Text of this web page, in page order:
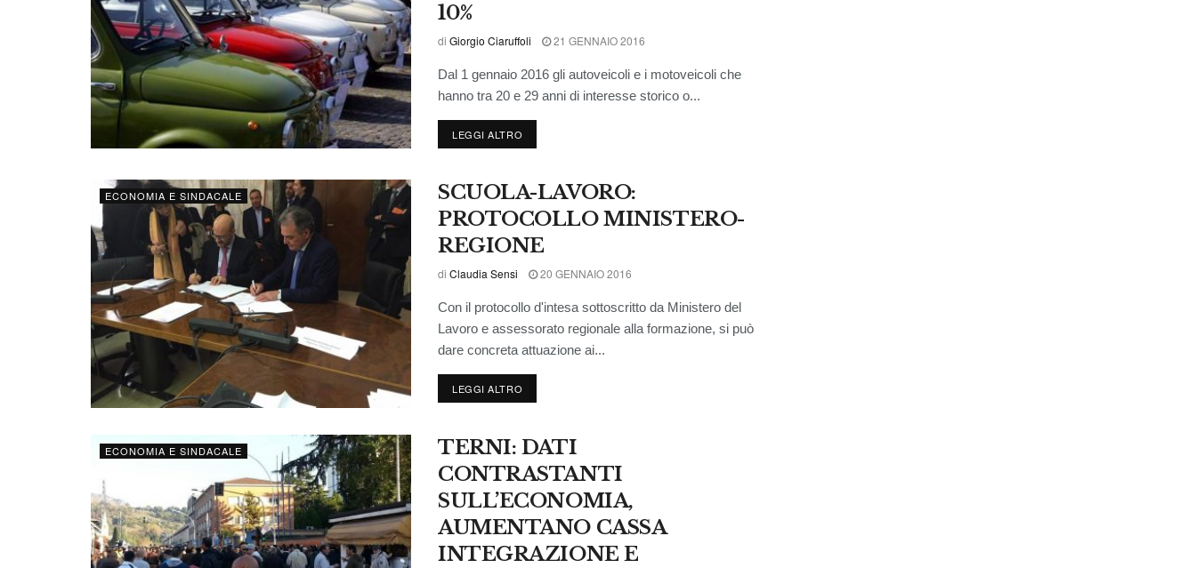
10%
di Giorgio Ciaruffoli 21 GENNAIO 2016
Dal 1 gennaio 2016 gli autoveicoli e i motoveicoli che
hanno tra 20 e 29 anni di interesse storico o...
LEGGI ALTRO
ECONOMIA E SINDACALE
SCUOLA-LAVORO:
PROTOCOLLO MINISTERO-
REGIONE
di Claudia Sensi 20 GENNAIO 2016
Con il protocollo d'intesa sottoscritto da Ministero del
Lavoro e assessorato regionale alla formazione, si può
dare concreta attuazione ai...
LEGGI ALTRO
ECONOMIA E SINDACALE
TERNI: DATI
CONTRASTANTI
SULL’ECONOMIA,
AUMENTANO CASSA
INTEGRAZIONE E